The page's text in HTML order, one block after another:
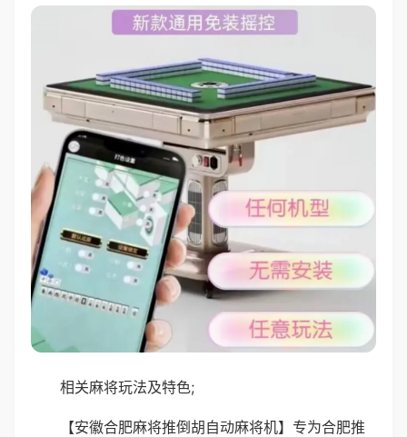
相关麻将玩法及特色;
【安徽合肥麻将推倒胡自动麻将机】专为合肥推